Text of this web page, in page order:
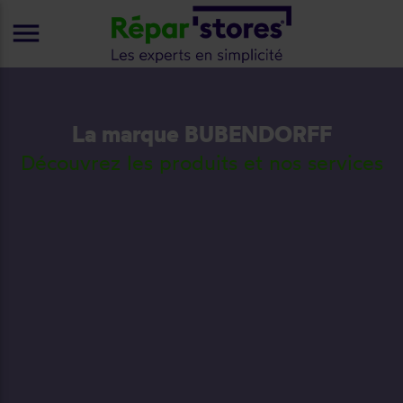
La marque BUBENDORFF
Découvrez les produits et nos services
menu